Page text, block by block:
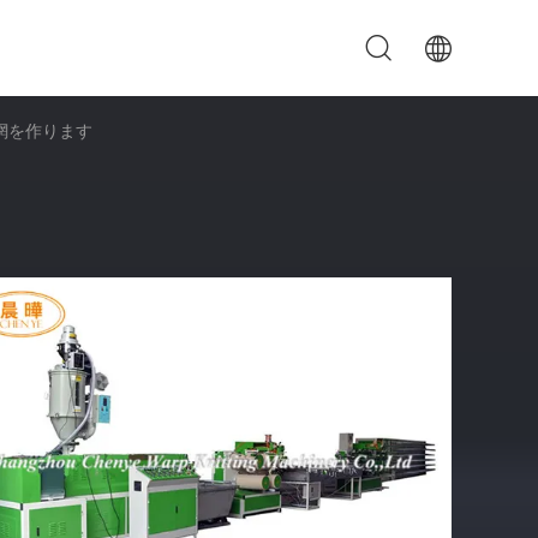
を作ります